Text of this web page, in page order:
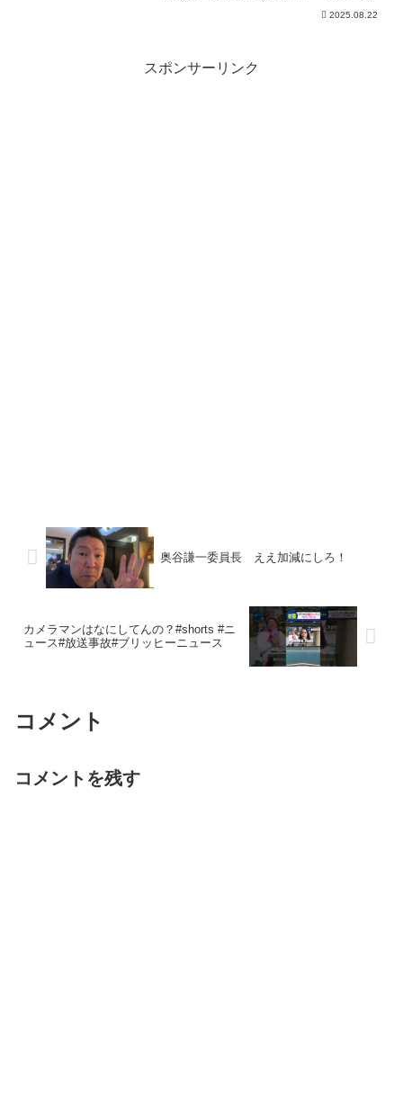
シップ「日テレNEWSクラブ」始まりま
した月額290円で所属歴に応じ色が変化し
2025.08.22
スポンサーリンク
奥谷謙一委員長 ええ加減にしろ！
カメラマンはなにしてんの？#shorts #ニ
ュース#放送事故#ブリッヒーニュース
コメント
コメントを残す